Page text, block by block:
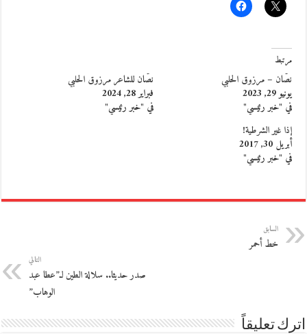
مرتبط
نصّان – مرزوق الحلبي
يونيو 29, 2023
في "خبر رئيسي"
نصّان للشاعر مرزوق الحلبي
فبراير 28, 2024
في "خبر رئيسي"
إذا غير الشرطية!
أبريل 30, 2017
في "خبر رئيسي"
السابق
خط أحمر
التالي
صدر حديثا.. سلالة الطين لـ”عطا عبد
الوهاب”
اترك تعليقاً